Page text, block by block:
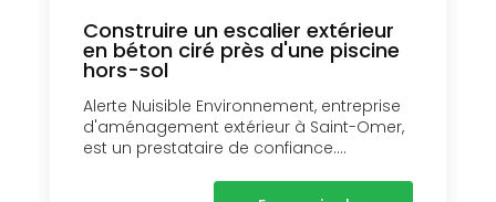
Construire un escalier extérieur
en béton ciré près d'une piscine
hors-sol
Alerte Nuisible Environnement, entreprise
d'aménagement extérieur à Saint-Omer,
est un prestataire de confiance....